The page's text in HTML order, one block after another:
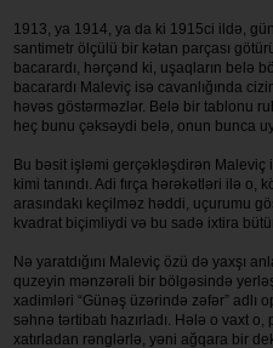
1913, ya 1914, ya da ki 1915ci ildə,
santimetr ölçülü bir kətan parçası
bacarardı, hər­çənd ki, uşaq­ların belə
bacarar­dı Maleviç isə cavanlığında
həvəs gös­tər­məzlər. Belə bir tablonu
heç bunu çəksəydi belə, onun bunca
Bu bəsit işləmi gerçəkləşdirən Male­viç
kimi tanındı. Adi fırça hə­rə­kətləri ilə
arasındakı ke­çilməz həddi, uçurumu
kvadrat biçimliydi və bu sadə ixtira
Nə yaratdığını Maleviç özü də yaxşı
quzeyin mənzərəli bir bölgəsin­də
xadimləri “Gü­nəş üzə­rində zəfər” adlı
səhnə tər­ti­batı hazırladı. Hələ o vaxt
xatırladan rənglərlə, yəni ağqara bir